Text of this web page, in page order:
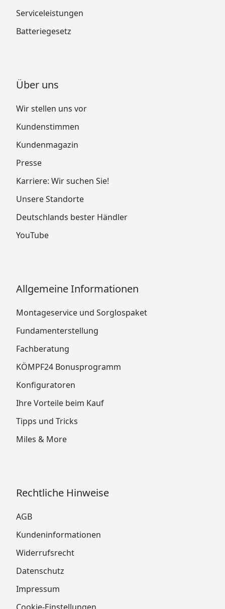
Serviceleistungen
Batteriegesetz
Über uns
Wir stellen uns vor
Kundenstimmen
Kundenmagazin
Presse
Karriere: Wir suchen Sie!
Unsere Standorte
Deutschlands bester Händler
YouTube
Allgemeine Informationen
Montageservice und Sorglospaket
Fundamenterstellung
Fachberatung
KÖMPF24 Bonusprogramm
Konfiguratoren
Ihre Vorteile beim Kauf
Tipps und Tricks
Miles & More
Rechtliche Hinweise
AGB
Kundeninformationen
Widerrufsrecht
Datenschutz
Impressum